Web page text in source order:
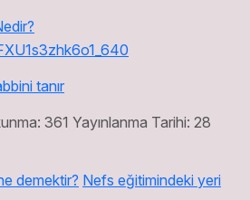
tanır
361 Yayınlanma Tarihi: 28
demektir? Nefs eğitimindeki yeri